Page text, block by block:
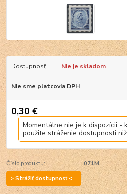
Dostupnosť Nie je skladom
Nie sme platcovia DPH
0,30 €
Momentálne nie je k dispozícii -
použite stráženie dostupnosti
Číslo produktu:
071M
> Strážiť dostupnosť <